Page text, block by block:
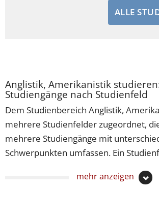
ALLE
Anglistik, Amerikanistik
Studiengänge nach Studienfeld
Dem Studienbereich Anglistik,
mehrere Studienfelder zugeordnet,
mehrere Studiengänge mit
Schwerpunkten umfassen. Ein
unter dem ähnliche Studiengänge
mehr anzeigen